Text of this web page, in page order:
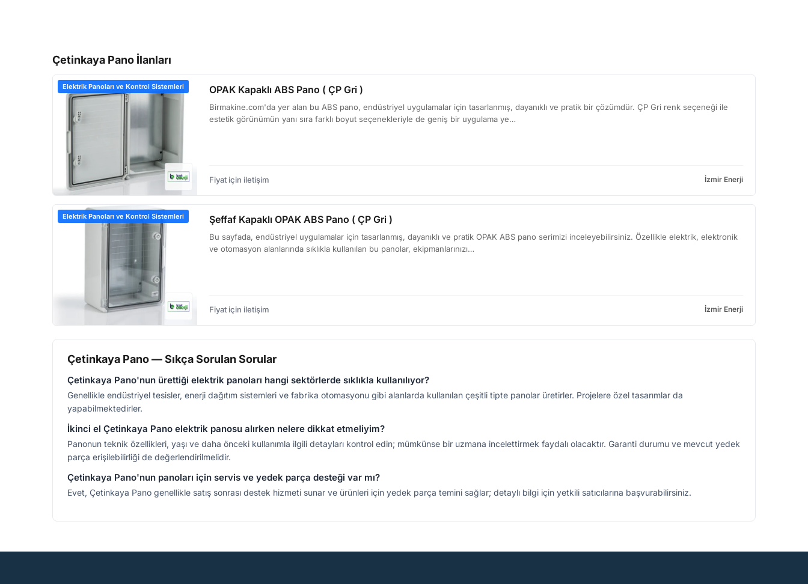
Çetinkaya Pano İlanları
Elektrik Panoları ve Kontrol Sistemleri OPAK Kapaklı ABS Pano ( ÇP Gri )
Birmakine.com'da yer alan bu ABS pano, endüstriyel uygulamalar için tasarlanmış, dayanıklı ve pratik bir çözümdür. ÇP Gri renk seçeneği ile
estetik görünümün yanı sıra farklı boyut seçenekleriyle de geniş bir uygulama ye…
Fiyat için iletişim İzmir Enerji
Elektrik Panoları ve Kontrol Sistemleri Şeffaf Kapaklı OPAK ABS Pano ( ÇP Gri )
Bu sayfada, endüstriyel uygulamalar için tasarlanmış, dayanıklı ve pratik OPAK ABS pano serimizi inceleyebilirsiniz. Özellikle elektrik, elektronik
ve otomasyon alanlarında sıklıkla kullanılan bu panolar, ekipmanlarınızı…
Fiyat için iletişim İzmir Enerji
Çetinkaya Pano — Sıkça Sorulan Sorular
Çetinkaya Pano'nun ürettiği elektrik panoları hangi sektörlerde sıklıkla kullanılıyor?
Genellikle endüstriyel tesisler, enerji dağıtım sistemleri ve fabrika otomasyonu gibi alanlarda kullanılan çeşitli tipte panolar üretirler. Projelere özel tasarımlar da
yapabilmektedirler.
İkinci el Çetinkaya Pano elektrik panosu alırken nelere dikkat etmeliyim?
Panonun teknik özellikleri, yaşı ve daha önceki kullanımla ilgili detayları kontrol edin; mümkünse bir uzmana incelettirmek faydalı olacaktır. Garanti durumu ve mevcut yedek
parça erişilebilirliği de değerlendirilmelidir.
Çetinkaya Pano'nun panoları için servis ve yedek parça desteği var mı?
Evet, Çetinkaya Pano genellikle satış sonrası destek hizmeti sunar ve ürünleri için yedek parça temini sağlar; detaylı bilgi için yetkili satıcılarına başvurabilirsiniz.